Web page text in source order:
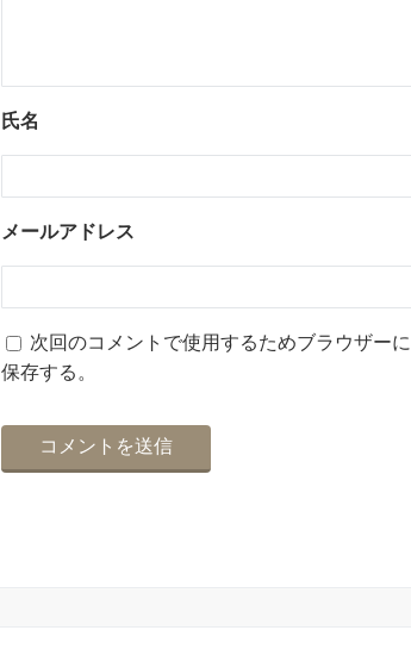
氏名
メールアドレス
次回のコメントで使用するためブラウザー
保存する。